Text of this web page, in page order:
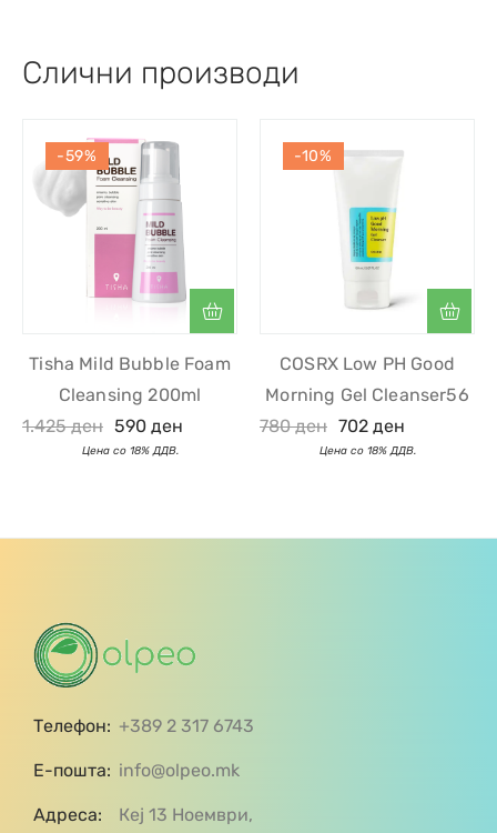
Слични производи
-59%
Tisha Mild Bubble Foam
Cleansing 200ml
1.425ден 590 ден
-10%
COSRX Low PH Good
Morning Gel Cleanser56
780ден 702 ден
Телефон: +389 2 317 6743
Е-пошта: info@olpeo.mk
Адреса:
Кеј 13 Ноември,